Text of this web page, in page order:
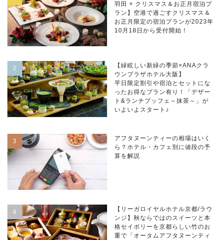
羽田 × クリスマス＆お正月宿泊プ
ラン】空港で過ごすクリスマス＆
お正月限定の宿泊プランが2023年
10月18日から受付開始！
【緑眩しい新緑の季節×ANAクラ
ウンプラザホテル大阪】
平日限定割引や宿泊とセットにな
ったお得なプラン有り！「デザー
ト&ランチブッフェ～抹茶～」が
いよいよスタート♪
アフタヌーンティーの相場はいく
ら？ホテル・カフェ別に値段の予
算を解説
【リーガロイヤルホテル京都/ラウ
ンジ】秋ならではのスイーツと本
格セイボリーを京都らしい竹のお
重で「オータムアフタヌーンティ